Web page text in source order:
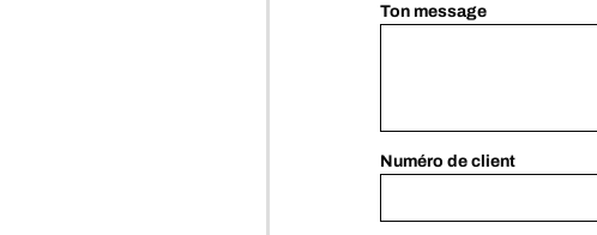
Ton message
Numéro de client